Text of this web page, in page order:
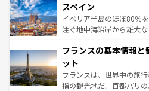
ろん、トスカーナの美し
景など、自然景観も見逃
ピザやパスタなど、絶品
ませてくれるイタリアで
なお、新着のイタリア情報
しい。
スペイン
イベリア半島のほぼ80％
注ぐ地中海沿岸から雄大
文化が根付くこの国では
れる闘牛、そして美味し
る。首都マドリードの洗
アートに溢れた街角から
フランスの基本情報
ット
フランスは、世界中の旅
指の観光地だ。首都パリ